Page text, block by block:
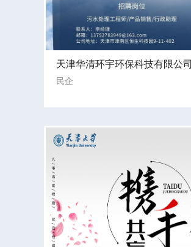
天津华清环宇环保科技有限公司
民企